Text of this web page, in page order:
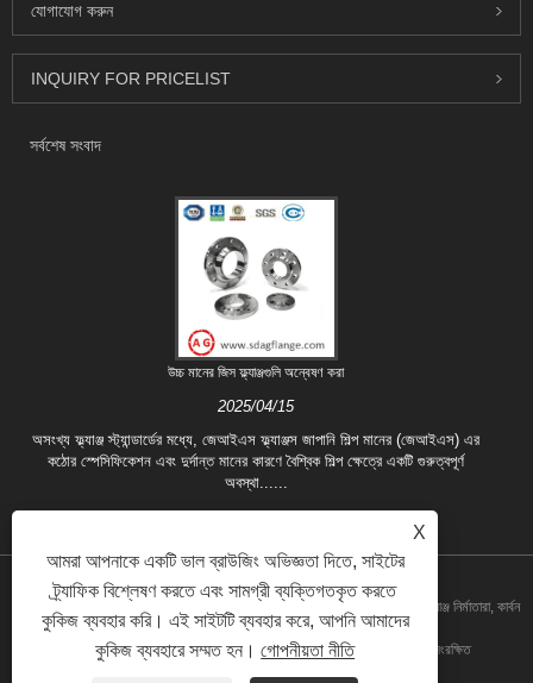
যোগাযোগ করুন
INQUIRY FOR PRICELIST
সর্বশেষ সংবাদ
উচ্চ মানের জিস ফ্ল্যাঞ্জগুলি অন্বেষণ করা
2025/04/15
অসংখ্য ফ্ল্যাঞ্জ স্ট্যান্ডার্ডের মধ্যে, জেআইএস ফ্ল্যাঞ্জস জাপানি শিল্প মানের (জেআইএস) এর
কঠোর স্পেসিফিকেশন এবং দুর্দান্ত মানের কারণে বৈশ্বিক শিল্প ক্ষেত্রে একটি গুরুত্বপূর্ণ
অবস্থা......
কপিরাইট © 2020 শানডং আইগুও ফোরজিং কোং, লিমিটেড। - চীন ফোরজিং ফ্ল্যাঞ্জ, ব্লাইন্ড ফ্ল্যাঞ্জ নির্মাতারা, কার্বন
স্টিল ফ্ল্যাঞ্জ কারখানা, প্লেট ফ্ল্যাঞ্জ, ওয়েল্ডিং নেক ফ্ল্যাঞ্জ সরবরাহকারী সমস্ত অধিকার সংরক্ষিত
X
আমরা আপনাকে একটি ভাল ব্রাউজিং অভিজ্ঞতা দিতে, সাইটের
ট্র্যাফিক বিশ্লেষণ করতে এবং সামগ্রী ব্যক্তিগতকৃত করতে
কুকিজ ব্যবহার করি। এই সাইটটি ব্যবহার করে, আপনি আমাদের
কুকিজ ব্যবহারে সম্মত হন।গোপনীয়তা নীতি